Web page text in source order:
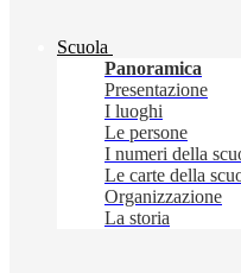
Scuola
Panoramica
Presentazione
I luoghi
Le persone
I numeri della
Le carte della
Organizzazione
La storia